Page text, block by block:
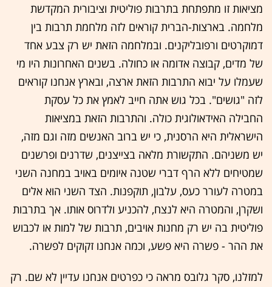
מציאות זו מתפתחת בתרבות פוליטית וציבורית המקדשת
מלחמה. בארצות-הברית קוראים לזה מלחמת תרבות בין
דמוקרטים ורפובליקנים. ובמלחמה הזאת יש רק צבע אחד
של מדים, קבוצה אדומה או כחולה. בשנים האחרונות היו מי
שעמלו על יבוא התרבות הזאת ארצה, ובארץ אנחנו קוראים
לזה "גושים". בכל גוש אתה חייב לאמץ את כל עסקת
החבילה האידאולוגית כולה. והתרבות הזאת במציאות
הישראלית היא הרסנית, כי יש ברוב האנשים מזה וגם מזה,
יש משניהם. התקשורת מלאה בצייצנים, שדרנים ופרשנים
שמטיחים ללא הרף דברי שטנה איומים באויב במחנה השני
במטרה לעורר כעס, עלבון, תוקפנות. הצד השני הוא אלים
ושקרן, והמטרה היא לנצח, להכניע ולדרוס אותו. אך בתרבות
פוליטית בה יש רק מחנות אויבים, תרבות של למות או לכבוש
את ההר - פשרה היא פשע, וכמה אנחנו זקוקים לפשרה.
למזלנו, סקר גלובס מראה כי כפרטים אנחנו עדיין לא שם. רק